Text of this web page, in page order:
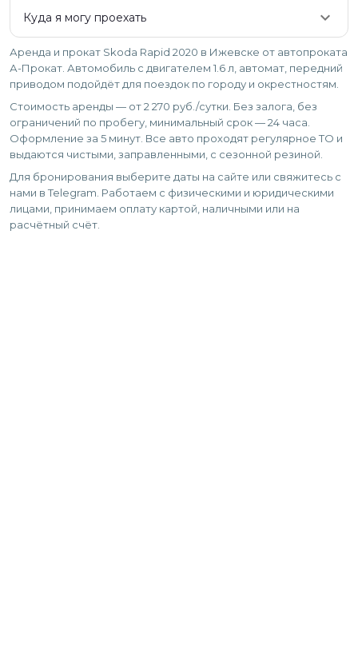
Куда я могу проехать keyboard_arrow_down
Аренда и прокат Skoda Rapid 2020 в Ижевске от автопроката
А-Прокат. Автомобиль с двигателем 1.6 л, автомат, передний
приводом подойдёт для поездок по городу и окрестностям.
Стоимость аренды — от 2 270 руб./сутки. Без залога, без
ограничений по пробегу, минимальный срок — 24 часа.
Оформление за 5 минут. Все авто проходят регулярное ТО и
выдаются чистыми, заправленными, с сезонной резиной.
Для бронирования выберите даты на сайте или свяжитесь с
нами в Telegram. Работаем с физическими и юридическими
лицами, принимаем оплату картой, наличными или на
расчётный счёт.